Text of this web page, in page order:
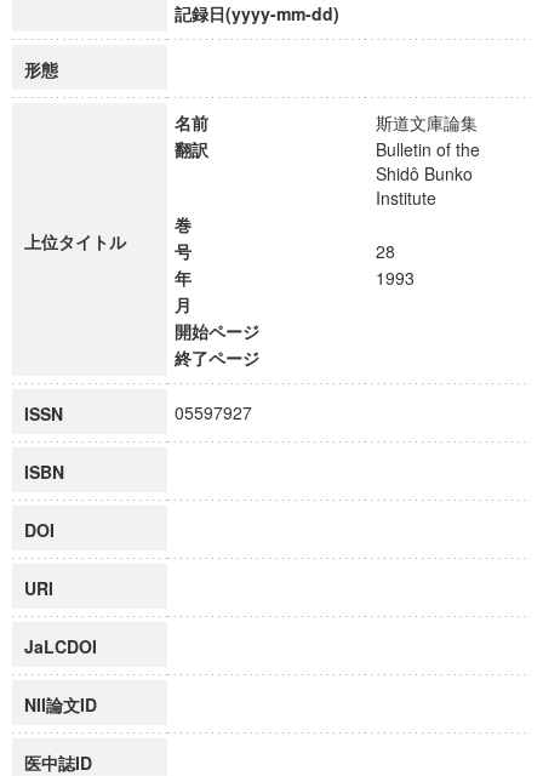
記録日(yyyy-mm-dd)
形態
上位タイトル
名前
斯道文庫論集
翻訳
Bulletin of the
Shidô Bunko
Institute
巻
号
28
年
1993
月
開始ページ
終了ページ
ISSN 05597927
ISBN
DOI
URI
JaLCDOI
NII論文ID
医中誌ID